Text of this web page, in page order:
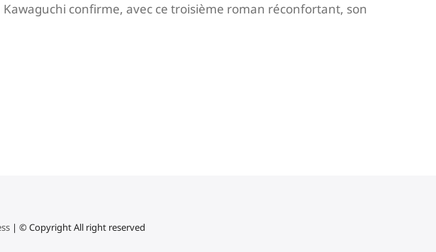
Kawaguchi confirme, avec ce troisième roman réconfortant, son
| © Copyright All right reserved